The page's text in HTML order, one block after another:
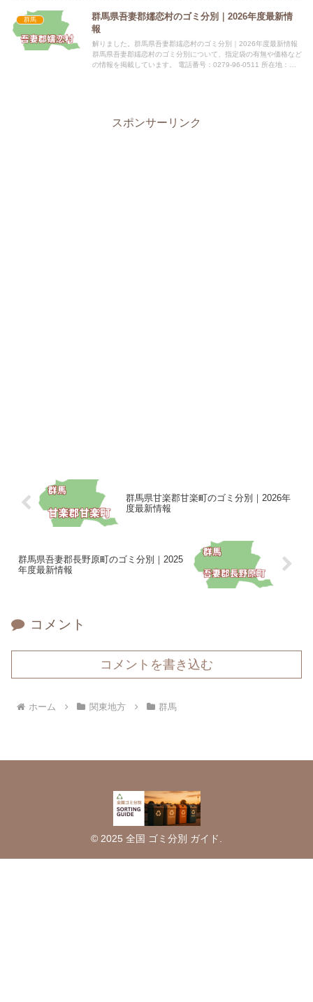
群馬
群馬県吾妻郡嬬恋村のゴミ分別｜2026年度最新情
報
解りました。群馬県吾妻郡嬬恋村のゴミ分別｜2026年度最新情報
群馬県吾妻郡嬬恋村のゴミ分別について、指定袋の有無や価格など
の情報を掲載しています。 電話番号：0279-96-0511 所在地：〒
スポンサーリンク
群馬県甘楽郡甘楽町のゴミ分別｜2026年
度最新情報
群馬県吾妻郡長野原町のゴミ分別｜2025
年度最新情報
コメント
コメントを書き込む
ホーム 関東地方 群馬
© 2025 全国 ゴミ分別 ガイド.